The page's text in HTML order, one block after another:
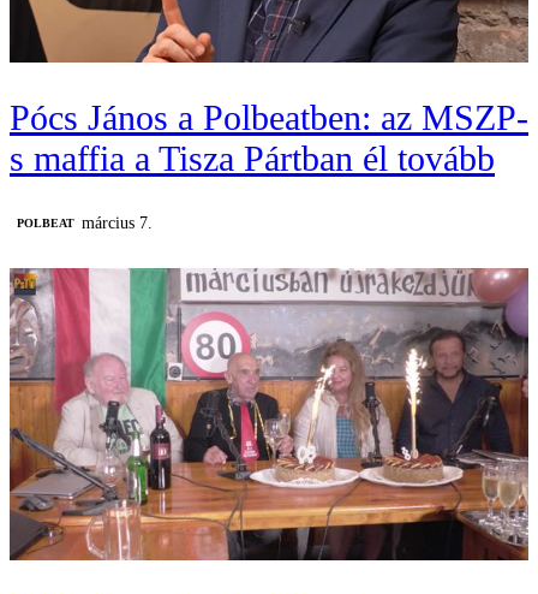
Pócs János a Polbeatben: az MSZP-
s maffia a Tisza Pártban él tovább
‎POLBEAT március 7.